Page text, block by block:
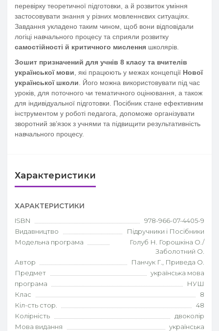
перевірку теоретичної підготовки, а й розвиток уміння
застосовувати знання у різних мовленнєвих ситуаціях.
Завдання укладено таким чином, щоб вони відповідали
логіці навчального процесу та сприяли розвитку
самостійності й критичного мислення школярів.
Зошит призначений для учнів 8 класу та вчителів
української мови , які працюють у межах концепції Нової
української школи . Його можна використовувати під час
уроків, для поточного чи тематичного оцінювання, а також
для індивідуальної підготовки. Посібник стане ефективним
інструментом у роботі педагога, допоможе організувати
зворотний зв’язок з учнями та підвищити результативність
навчального процесу.
Характеристики
ХАРАКТЕРИСТИКИ
ISBN
978-966-07-4405-9
Видавництво
Підручники і Посібники
Модельна програма
Голуб Н. Горошкіна О./
Заболотний О.
Автор
Панчук Г., Приведа О.
Предмет
українська мова
програма
НУШ
Клас
8
Кіл-сть стор.
48
Колірність
двоколір
Мова видання
українська